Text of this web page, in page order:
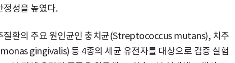
정성을 높였다.
질환의 주요 원인균인 충치균(Streptococcus mutans), 치주
gingivalis) 등 4종의 세균 유전자를 대상으로 검증 실험